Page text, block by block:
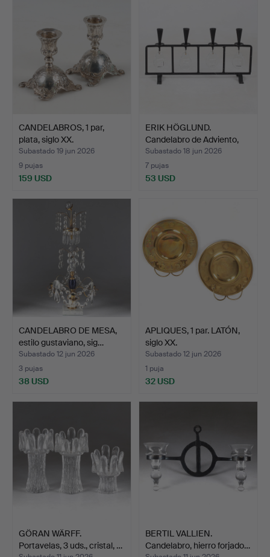
CANDELABROS, 1 par,
plata, siglo XX.
Subastado 19 jun 2026
9 pujas
159 USD
ERIK HÖGLUND.
Candelabro de Adviento,
hier…
Subastado 18 jun 2026
7 pujas
53 USD
CANDELABRO DE MESA,
estilo gustaviano, sig…
Subastado 12 jun 2026
3 pujas
38 USD
APLIQUES, 1 par. LATÓN,
siglo XX.
Subastado 12 jun 2026
1 puja
32 USD
GÖRAN WÄRFF.
Portavelas, 3 uds., cristal, …
BERTIL VALLIEN.
Candelabro, hierro forjado…